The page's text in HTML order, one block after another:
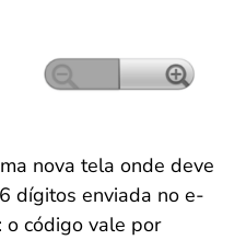
nova tela onde deve
dígitos enviada no e-
o código vale por